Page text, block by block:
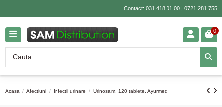
Contact: 031.418.01.00| 0721.281.755
0
Acasa Afectiuni Infectii urinare Urinosalm, 120 tablete, Ayurmed